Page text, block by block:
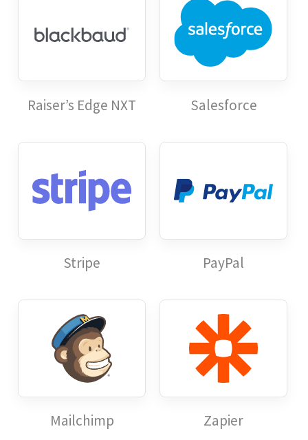
Raiser’s Edge NXT Salesforce
Stripe PayPal
Mailchimp Zapier